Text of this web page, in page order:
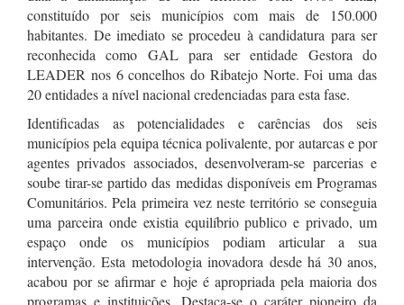
constituído por seis municípios com mais de 150.000
habitantes. De imediato se procedeu à candidatura para ser
reconhecida como GAL para ser entidade Gestora do
LEADER nos 6 concelhos do Ribatejo Norte. Foi uma das
20 entidades a nível nacional credenciadas para esta fase.
Identificadas as potencialidades e carências dos seis
municípios pela equipa técnica polivalente, por autarcas e por
agentes privados associados, desenvolveram-se parcerias e
soube tirar-se partido das medidas disponíveis em Programas
Comunitários. Pela primeira vez neste território se conseguia
uma parceira onde existia equilíbrio publico e privado, um
espaço onde os municípios podiam articular a sua
intervenção. Esta metodologia inovadora desde há 30 anos,
acabou por se afirmar e hoje é apropriada pela maioria dos
programas e instituições. Destaca-se o caráter pioneiro da